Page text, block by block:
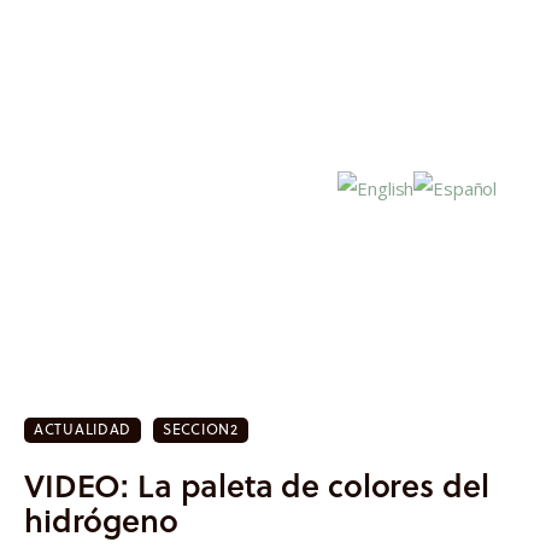
Investigación
Proyectos
ACTUALIDAD SECCION2
VIDEO: La paleta de colores del
hidrógeno